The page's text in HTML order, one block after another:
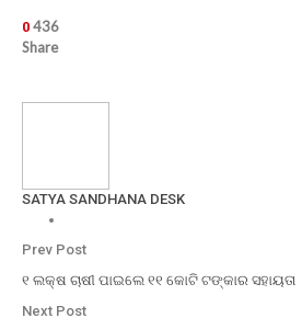
0 436
Share
SATYA SANDHANA DESK
Prev Post
୧ ଲକ୍ଷ ଚାଷୀ ପାଇଲେ ୧୧ କୋଟି ଟଙ୍କାର ସହାୟତା
Next Post